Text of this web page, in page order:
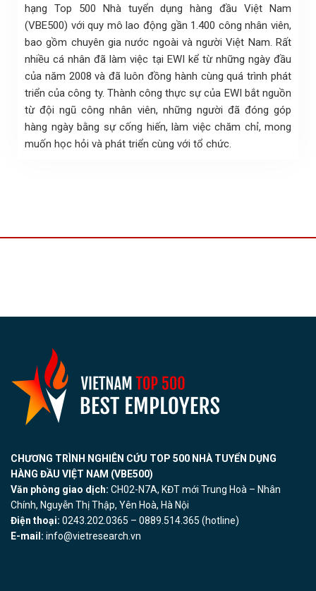
hạng Top 500 Nhà tuyển dụng hàng đầu Việt Nam
(VBE500) với quy mô lao động gần 1.400 công nhân viên,
bao gồm chuyên gia nước ngoài và người Việt Nam. Rất
nhiều cá nhân đã làm việc tại EWI kể từ những ngày đầu
của năm 2008 và đã luôn đồng hành cùng quá trình phát
triển của công ty. Thành công thực sự của EWI bắt nguồn
từ đội ngũ công nhân viên, những người đã đóng góp
hàng ngày bằng sự cống hiến, làm việc chăm chỉ, mong
muốn học hỏi và phát triển cùng với tổ chức.
CHƯƠNG TRÌNH NGHIÊN CỨU TOP 500 NHÀ TUYỂN DỤNG
HÀNG ĐẦU VIỆT NAM (VBE500)
Văn phòng giao dịch: CH02-N7A, KĐT mới Trung Hoà – Nhân
Chính, Nguyễn Thị Thập, Yên Hoà, Hà Nội
Điện thoại: 0243.202.0365 – 0889.514.365 (hotline)
E-mail: info@vietresearch.vn